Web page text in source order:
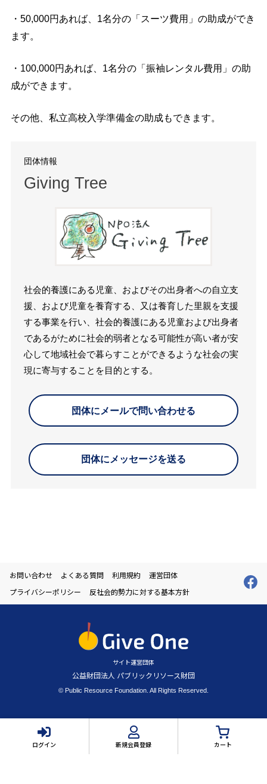
ログイン 新規会員登録 カート
・50,000円あれば、1名分の「スーツ費用」の助成ができ
ます。
・100,000円あれば、1名分の「振袖レンタル費用」の助
成ができます。
その他、私立高校入学準備金の助成もできます。
団体情報
Giving Tree
社会的養護にある児童、およびその出身者への自立支
援、および児童を養育する、又は養育した里親を支援
する事業を行い、社会的養護にある児童および出身者
であるがために社会的弱者となる可能性が高い者が安
心して地域社会で暮らすことができるような社会の実
現に寄与することを目的とする。
団体にメールで問い合わせる
団体にメッセージを送る
お問い合わせ よくある質問 利用規約
運営団体
プライバシーポリシー
反社会的勢力に対する基本方針
サイト運営団体
公益財団法人 パブリックリソース財団
© Public Resource Foundation. All Rights Reserved.